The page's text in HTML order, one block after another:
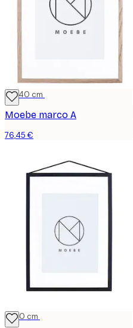
30x40 cm
Moebe marco A
76,45 €
21x30 cm